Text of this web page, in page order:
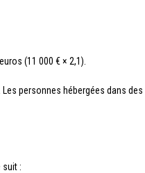
(11 000 € × 2,1).
personnes hébergées dans des
suit :